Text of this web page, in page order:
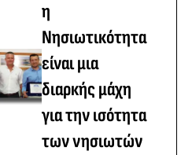
η
Νησιωτικότητα
είναι μια
διαρκής μάχη
για την ισότητα
των νησιωτών